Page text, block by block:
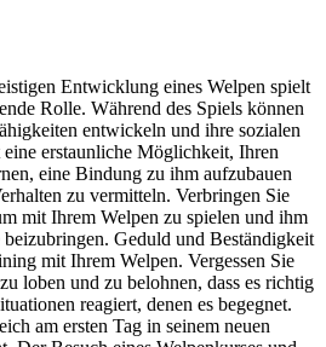
Entwicklung eines Welpen spielt
Rolle. Während des Spiels können
entwickeln und ihre sozialen
erstaunliche Möglichkeit, Ihren
eine Bindung zu ihm aufzubauen
zu vermitteln. Verbringen Sie
mit Ihrem Welpen zu spielen und ihm
Geduld und Beständigkeit
mit Ihrem Welpen. Vergessen Sie
loben und zu belohnen, dass es richtig
reagiert, denen es begegnet.
am ersten Tag in seinem neuen